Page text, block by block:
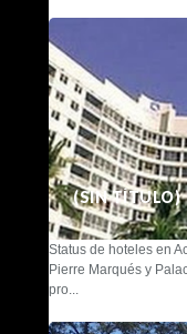
(SIN TÍTULO)
Status de hoteles en
Pierre Marqués y
pro...